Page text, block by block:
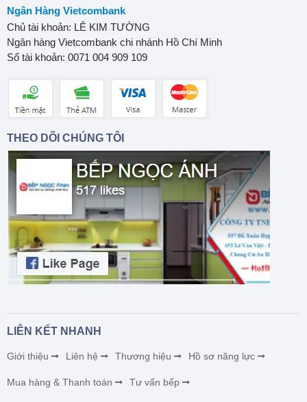
Ngân Hàng Vietcombank
Chủ tài khoản: LÊ KIM TƯỜNG
Ngân hàng Vietcombank chi nhánh Hồ Chí Minh
Số tài khoản: 0071 004 909 109
THEO DÕI CHÚNG TÔI
LIÊN KẾT NHANH
Giới thiệu Liên hệ Thương hiệu Hồ sơ năng lực
Mua hàng & Thanh toán Tư vấn bếp